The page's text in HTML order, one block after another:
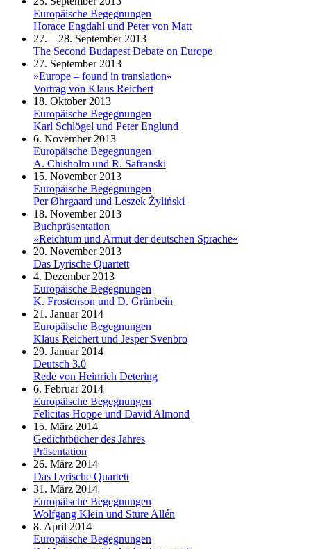
Europäische Begegnungen
Horace Engdahl und Peter von Matt
27. – 28. September 2013
The Second Budapest Debate on Europe
27. September 2013
»Europe – found in translation«
Vortrag von Klaus Reichert
18. Oktober 2013
Europäische Begegnungen
Karl Schlögel und Peter Englund
6. November 2013
Europäische Begegnungen
A. Chisholm und R. Safranski
15. November 2013
Europäische Begegnungen
Per Øhrgaard und Leszek Żyliński
18. November 2013
Buchpräsentation
»Reichtum und Armut der deutschen Sprache«
20. November 2013
Das Lyrische Quartett
4. Dezember 2013
Europäische Begegnungen
K. Frostenson und D. Grünbein
21. Januar 2014
Europäische Begegnungen
Klaus Reichert und Jesper Svenbro
29. Januar 2014
Deutsch 3.0
Rede von Heinrich Detering
6. Februar 2014
Europäische Begegnungen
Felicitas Hoppe und David Almond
15. März 2014
Gedichtbücher des Jahres
Präsentation
26. März 2014
Das Lyrische Quartett
31. März 2014
Europäische Begegnungen
Wolfgang Klein und Sture Allén
8. April 2014
Europäische Begegnungen